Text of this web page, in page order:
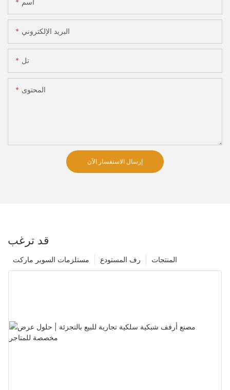
اسم
البريد الإلكتروني
تل
المحتوى
إرسال الاستفسار الآن
قد ترغب
المنتجات رف المستودع مستلزمات السوبر ماركت